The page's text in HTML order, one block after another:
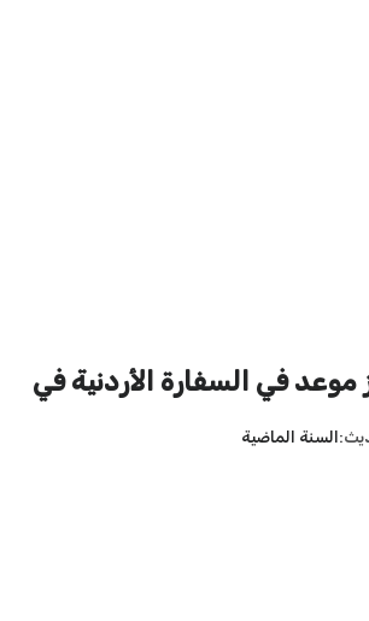
في السفارة الأردنية في
السنة الماضية